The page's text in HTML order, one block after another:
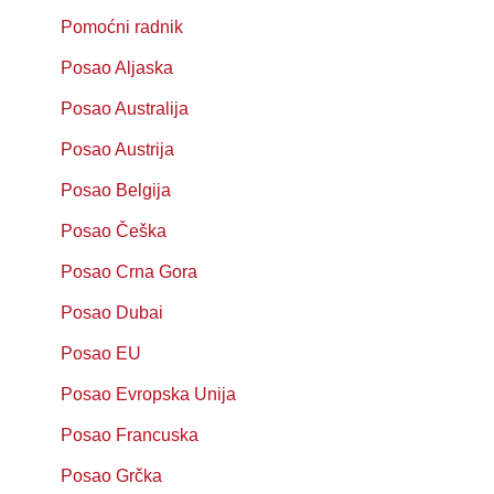
Pomoćni radnik
Posao Aljaska
Posao Australija
Posao Austrija
Posao Belgija
Posao Češka
Posao Crna Gora
Posao Dubai
Posao EU
Posao Evropska Unija
Posao Francuska
Posao Grčka